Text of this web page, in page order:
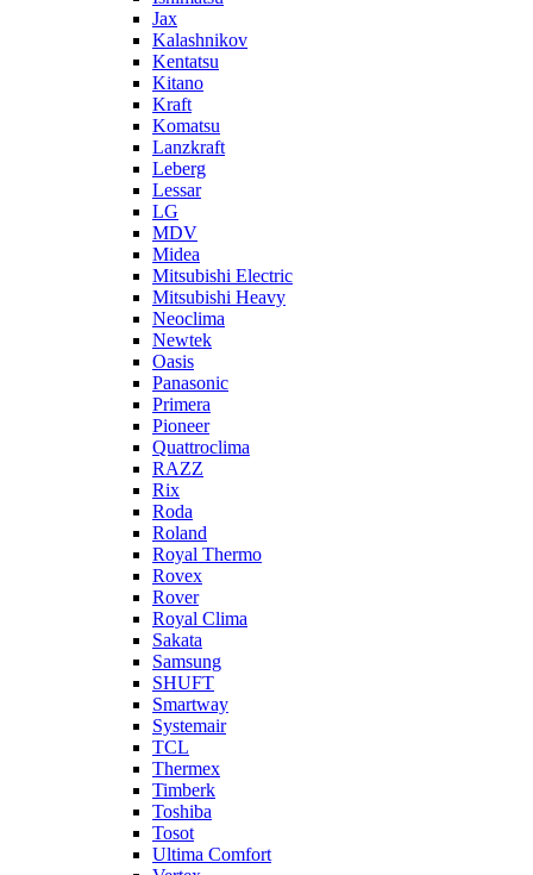
Jax
Kalashnikov
Kentatsu
Kitano
Kraft
Komatsu
Lanzkraft
Leberg
Lessar
LG
MDV
Midea
Mitsubishi Electric
Mitsubishi Heavy
Neoclima
Newtek
Oasis
Panasonic
Primera
Pioneer
Quattroclima
RAZZ
Rix
Roda
Roland
Royal Thermo
Rovex
Rover
Royal Clima
Sakata
Samsung
SHUFT
Smartway
Systemair
TCL
Thermex
Timberk
Toshiba
Tosot
Ultima Comfort